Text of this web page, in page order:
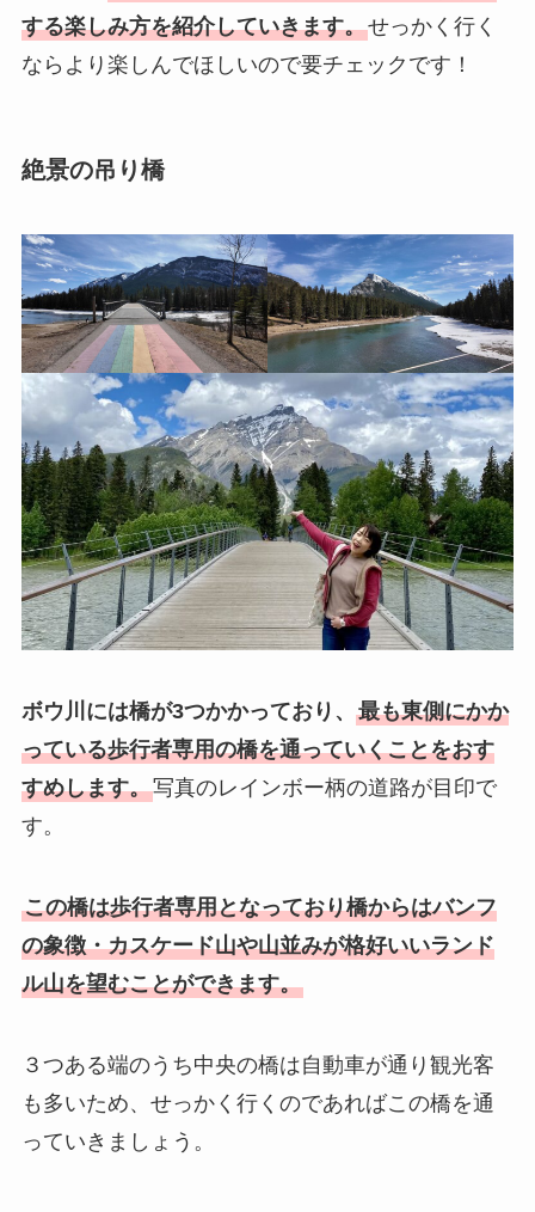
する楽しみ方を紹介していきます。せっかく行く
ならより楽しんでほしいので要チェックです！
絶景の吊り橋
ボウ川には橋が3つかかっており、 最も東側にかか
っている歩行者専用の橋を通っていくことをおす
すめします。写真のレインボー柄の道路が目印で
す。
この橋は歩行者専用となっており橋からはバンフ
の象徴・カスケード山や山並みが格好いいランド
ル山を望むことができます。
３つある端のうち中央の橋は自動車が通り観光客
も多いため、せっかく行くのであればこの橋を通
っていきましょう。